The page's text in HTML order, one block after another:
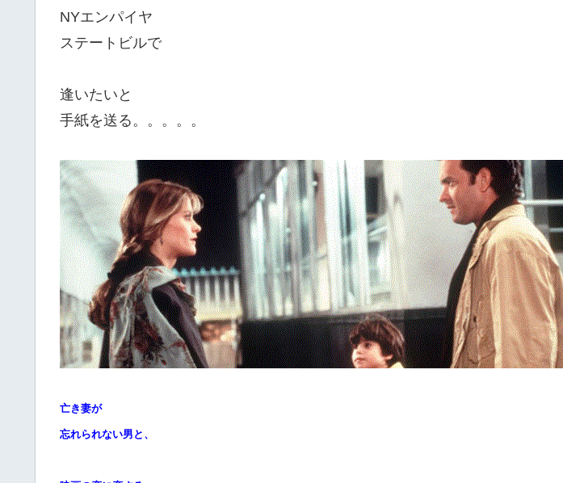
NYエンパイヤ
ステートビルで
逢いたいと
手紙を送る。。。。。
亡き妻が
忘れられない男と、